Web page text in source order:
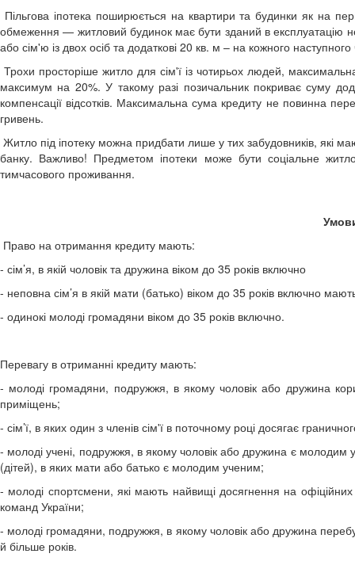
Пільгова іпотека поширюється на квартири та будинки як на
обмеження — житловий будинок має бути зданий в
або сім'ю із двох осіб та додаткові 20 кв. м – на кожного наступного
Трохи просторіше житло для сім'ї із чотирьох людей,
максимум на 20%. У такому разі позичальник покриває суму
компенсації відсотків. Максимальна сума кредиту не повинна
гривень.
Житло під іпотеку можна придбати лише у тих забудовників, які
банку. Важливо! Предметом іпотеки може бути соціальне
тимчасового проживання.
Право на отримання кредиту мають:
- сім’я, в якій чоловік та дружина віком до 35 років включно
- неповна сім’я в якій мати (батько) віком до 35 років включно
- одинокі молоді громадяни віком до 35 років включно.
Перевагу в отриманні кредиту мають:
- молоді громадяни, подружжя, в якому чоловік або дружина
приміщень;
- сім’ї, в яких один з членів сім'ї в поточному році досягає
- молоді учені, подружжя, в якому чоловік або дружина є молодим
(дітей), в яких мати або батько є молодим ученим;
- молоді спортсмени, які мають найвищі досягнення на
команд України;
- молоді громадяни, подружжя, в якому чоловік або дружина
й більше років.